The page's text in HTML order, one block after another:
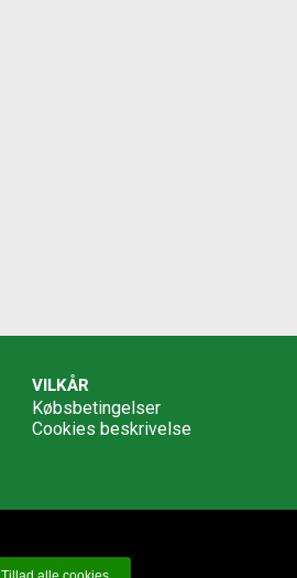
VILKÅR
Købsbetingelser
Cookies beskrivelse